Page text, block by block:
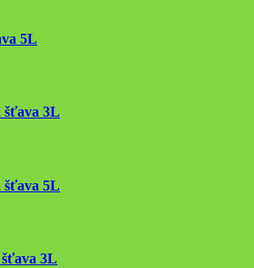
5L
šťava 3L
šťava 5L
3L